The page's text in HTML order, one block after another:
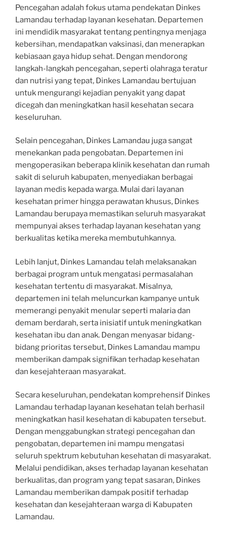
Pencegahan adalah fokus utama pendekatan Dinkes
Lamandau terhadap layanan kesehatan. Departemen
ini mendidik masyarakat tentang pentingnya menjaga
kebersihan, mendapatkan vaksinasi, dan menerapkan
kebiasaan gaya hidup sehat. Dengan mendorong
langkah-langkah pencegahan, seperti olahraga teratur
dan nutrisi yang tepat, Dinkes Lamandau bertujuan
untuk mengurangi kejadian penyakit yang dapat
dicegah dan meningkatkan hasil kesehatan secara
keseluruhan.
Selain pencegahan, Dinkes Lamandau juga sangat
menekankan pada pengobatan. Departemen ini
mengoperasikan beberapa klinik kesehatan dan rumah
sakit di seluruh kabupaten, menyediakan berbagai
layanan medis kepada warga. Mulai dari layanan
kesehatan primer hingga perawatan khusus, Dinkes
Lamandau berupaya memastikan seluruh masyarakat
mempunyai akses terhadap layanan kesehatan yang
berkualitas ketika mereka membutuhkannya.
Lebih lanjut, Dinkes Lamandau telah melaksanakan
berbagai program untuk mengatasi permasalahan
kesehatan tertentu di masyarakat. Misalnya,
departemen ini telah meluncurkan kampanye untuk
memerangi penyakit menular seperti malaria dan
demam berdarah, serta inisiatif untuk meningkatkan
kesehatan ibu dan anak. Dengan menyasar bidang-
bidang prioritas tersebut, Dinkes Lamandau mampu
memberikan dampak signifikan terhadap kesehatan
dan kesejahteraan masyarakat.
Secara keseluruhan, pendekatan komprehensif Dinkes
Lamandau terhadap layanan kesehatan telah berhasil
meningkatkan hasil kesehatan di kabupaten tersebut.
Dengan menggabungkan strategi pencegahan dan
pengobatan, departemen ini mampu mengatasi
seluruh spektrum kebutuhan kesehatan di masyarakat.
Melalui pendidikan, akses terhadap layanan kesehatan
berkualitas, dan program yang tepat sasaran, Dinkes
Lamandau memberikan dampak positif terhadap
kesehatan dan kesejahteraan warga di Kabupaten
Lamandau.